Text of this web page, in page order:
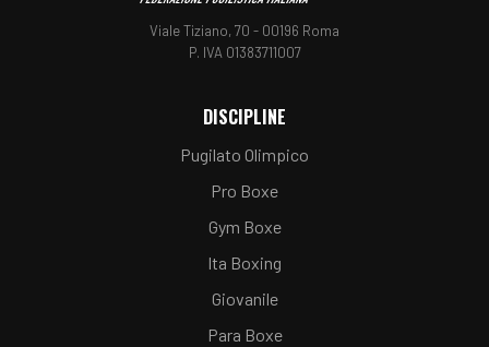
Viale Tiziano, 70 - 00196 Roma
P. IVA 01383711007
DISCIPLINE
Pugilato Olimpico
Pro Boxe
Gym Boxe
Ita Boxing
Giovanile
Para Boxe